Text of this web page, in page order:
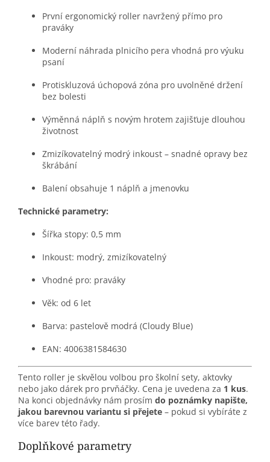
První ergonomický roller navržený přímo pro
praváky
Moderní náhrada plnicího pera vhodná pro výuku
psaní
Protiskluzová úchopová zóna pro uvolněné držení
bez bolesti
Výměnná náplň s novým hrotem zajišťuje dlouhou
životnost
Zmizíkovatelný modrý inkoust – snadné opravy bez
škrábání
Balení obsahuje 1 náplň a jmenovku
Technické parametry:
Šířka stopy: 0,5 mm
Inkoust: modrý, zmizíkovatelný
Vhodné pro: praváky
Věk: od 6 let
Barva: pastelově modrá (Cloudy Blue)
EAN: 4006381584630
Tento roller je skvělou volbou pro školní sety, aktovky
nebo jako dárek pro prvňáčky. Cena je uvedena za 1 kus.
Na konci objednávky nám prosím do poznámky napište,
jakou barevnou variantu si přejete – pokud si vybíráte z
více barev této řady.
Doplňkové parametry